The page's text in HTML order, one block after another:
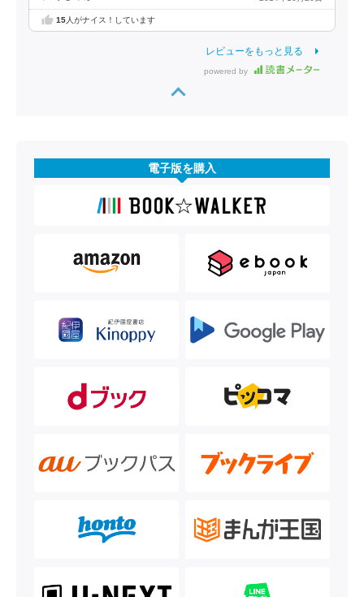
15人がナイス！しています
レビューをもっと見る
powered by
電子版を購入